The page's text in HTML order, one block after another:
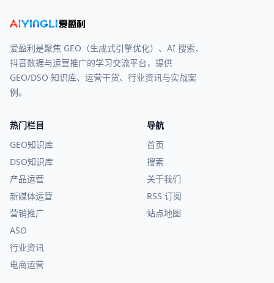
爱盈利是聚焦 GEO（生成式引擎优化）、AI 搜索、
抖音数据与运营推广的学习交流平台，提供
GEO/DSO 知识库、运营干货、行业资讯与实战案
例。
热门栏目
GEO知识库
DSO知识库
产品运营
新媒体运营
营销推广
ASO
行业资讯
电商运营
导航
首页
搜索
关于我们
RSS 订阅
站点地图